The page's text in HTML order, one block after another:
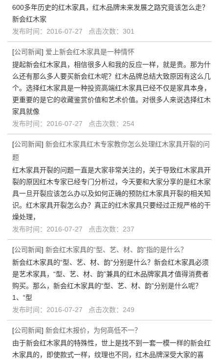
600多年历史的红木家具，红木品牌未来发展之路究竟该怎么走？
新会红木家
发布时间：2016-07-27 点击次数：301
[公司新闻] 爱上新会红木家具是一种情怀
提起新会红木家具，相信很多人和我的反应一样，就是贵。那为什
么还有那么多人要买新会红木呢？红木品牌总结大致原因有这么几
个。选择红木家具是一种投资高端红木家具已经不仅是家具本身，
更重要的是它的收藏鉴赏价值和艺术价值。对很多人来说选择红木
家具就像
发布时间：2016-07-27 点击次数：254
[公司新闻] 新会红木家具红木专家教你怎么处理红木家具开裂的问
题
红木家具开裂的问题一直是大家非常关注的，关于导致红木家具开
裂的原因红木专家已经专门分析过，今天要和大家分享的是红木家
具一旦开裂应该怎么办以及如何正确的预防红木家具开裂的相关知
识。红木家具开裂怎么办？真正的红木家具只要经过正规严格的干
燥处理，
发布时间：2016-07-27 点击次数：237
[公司新闻] 新会红木家具的“型、艺、材、韵”指的是什么？
新会红木家具的“型、艺、材、韵”分别是什么？新会红木家具必须
是艺术家具，“型、艺、材、韵”兼具的红木品牌家具才值得消费者
购买。那么，新会红木家具的“型、艺、材、韵”分别是什么呢？
1、“型
发布时间：2016-07-27 点击次数：249
[公司新闻] 新会红木报价，为何高低不一？
由于新会红木家具的特殊性，世上是找不到一套一模一样的新会红
木家具的，即使款式一样，纹理也不同，红木品牌深受大家的喜